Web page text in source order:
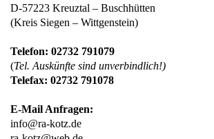
D-57223 Kreuztal – Buschhütten
(Kreis Siegen – Wittgenstein)
Telefon: 02732 791079
(Tel. Auskünfte sind unverbindlich!)
Telefax: 02732 791078
E-Mail Anfragen:
info@ra-kotz.de